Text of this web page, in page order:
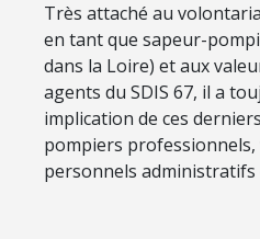
Très attaché au
en tant que sapeur-
dans la Loire) et aux
agents du SDIS 67, il a
implication de ces
pompiers
personnels administratifs